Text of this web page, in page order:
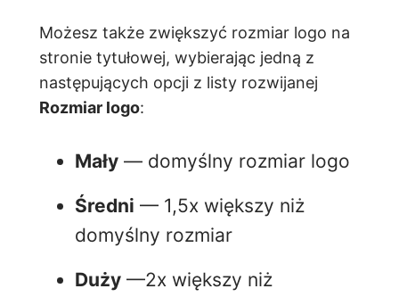
Możesz także zwiększyć rozmiar logo na
stronie tytułowej, wybierając jedną z
następujących opcji z listy rozwijanej
Rozmiar logo:
Mały — domyślny rozmiar logo
Średni — 1,5x większy niż
domyślny rozmiar
Duży —2x większy niż